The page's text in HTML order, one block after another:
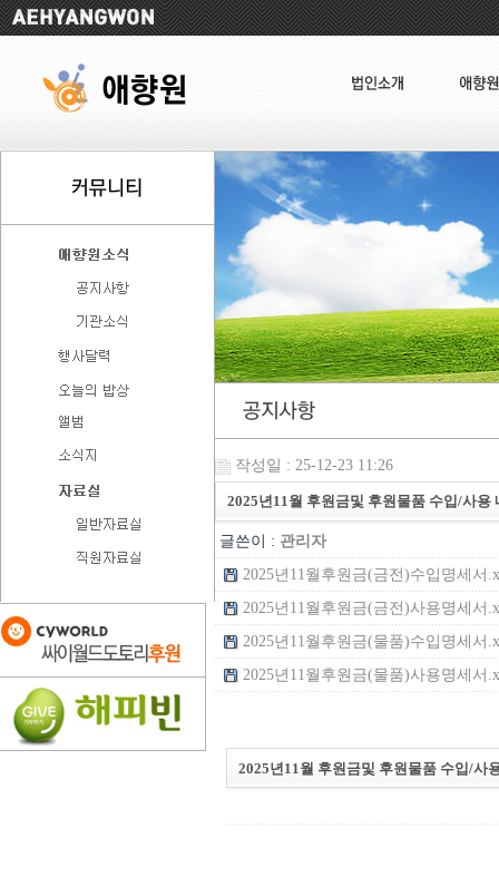
작성일 : 25-12-23 11:26
2025년11월 후원금및 후원물품 수입/사용
글쓴이 : 관리자
2025년11월후원금(금전)수입명세서
2025년11월후원금(금전)사용명세서
2025년11월후원금(물품)수입명세서
2025년11월후원금(물품)사용명세서
2025년11월 후원금및 후원물품 수입/사